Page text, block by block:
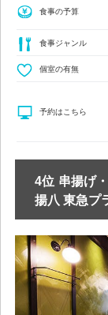
食事の予算
食事ジャンル
個室の有無
予約はこちら
4位 串揚げ
揚八 東急プ